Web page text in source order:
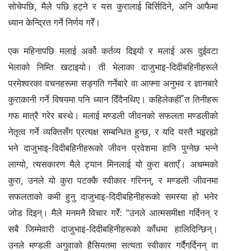
सोचेपछि, मैले पछि हट्ने र यस कुरालाई बिर्सिदिने, अनि आफैमा
ध्यान केन्द्रित गर्ने निर्णय गरेँ।
एक महिनापछि मलाई अर्को कर्तव्य दिइयो र मलाई अरू दुईवटा
भेलाको निम्ति खटाइयो। ती भेलाका दाजुभाइ-दिदीबहिनीहरूले
परमेश्‍वरका वचनहरूमा सङ्गति गर्नेबारे वा आफ्‍ना अनुभव र ज्ञानबारे
कुराकानी गर्ने विषयमा पनि ध्यान दिँदैनथिए। कहिलेकहीँ त तिनीहरू
गफ मात्रै गरेर बस्थे। मलाई मण्डली जीवनको सफलता मण्डलीको
नेतृत्व गर्ने व्यक्तिसँग प्रत्यक्ष सम्‍बन्धित हुन्छ, र यदि यस्तै भइरह्यो
भने दाजुभाइ-दिदीबहिनीहरूको जीवन प्रवेशमा हानि पुग्नेछ भन्‍ने
लाग्यो, त्यसकारण मैले ट्यान मिनलाई यो कुरा बताएँ। अचम्‍मको
कुरा, उनले यो कुरा पटक्‍कै स्वीकार गरिनन्, र मण्डली जीवनमा
सफलताको कमी हुनु दाजुभाइ-दिदीबहिनीहरूको समस्या हो भनेर
जोड दिइन्। मैले मनमनै विचार गरेँ: “उनले आत्मसमीक्षा गर्दिनन् र
सबै जिम्‍मेवारी दाजुभाइ-दिदीबहिनीहरूको काँधमा हालिदिन्छिन्।
उनले मण्डली अगुवाको हैसियतमा सत्यता स्वीकार गर्दैगर्दिनन् वा